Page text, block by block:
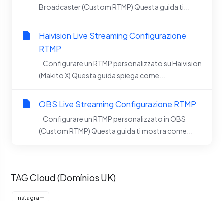
TAG Cloud (Domínios UK)
instagram
Broadcaster (Custom RTMP) Questa guida ti...
Haivision Live Streaming Configurazione
RTMP
Configurare un RTMP personalizzato su Haivision
(Makito X) Questa guida spiega come...
OBS Live Streaming Configurazione RTMP
Configurare un RTMP personalizzato in OBS
(Custom RTMP) Questa guida ti mostra come...